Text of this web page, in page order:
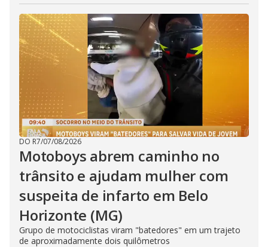
DO R7/07/08/2026
Motoboys abrem caminho no
trânsito e ajudam mulher com
suspeita de infarto em Belo
Horizonte (MG)
Grupo de motociclistas viram "batedores" em um trajeto
de aproximadamente dois quilômetros